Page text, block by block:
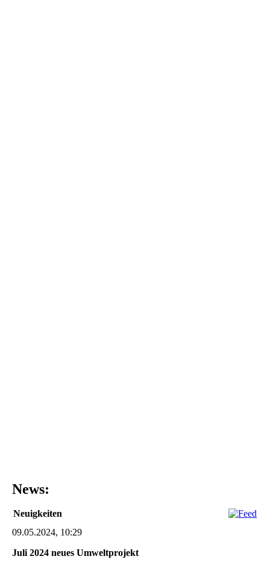
News:
Neuigkeiten
09.05.2024, 10:29
Juli 2024 neues Umweltprojekt